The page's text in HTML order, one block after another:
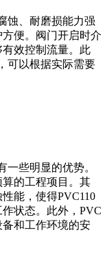
蚀、耐磨损能力强
便。阀门开启时介
效控制流量。此
可以根据实际需要
一些明显的优势。
的工程项目。其
能，使得PVC110
状态。此外，PVC
和工作环境的安